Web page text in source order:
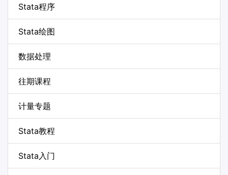
Stata程序
Stata绘图
数据处理
往期课程
计量专题
Stata教程
Stata入门